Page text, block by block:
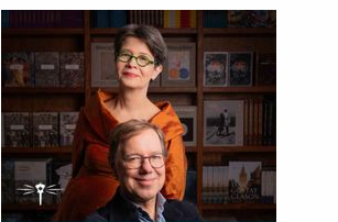
importerade spannmål från USA mitt under
kulturutbyte än ett stort öppet hav. Med
Stolpe Stories serie ”Yukiko och Patrik
samhällsvetenskap.Detta avsnitt är en
tankar eller synpunkter? Hör gärna av dig